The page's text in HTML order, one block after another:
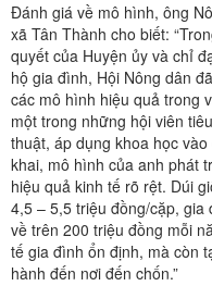
Đánh giá về mô hình, ông
xã Tân Thành cho biết:
quyết của Huyện ủy và chỉ
hộ gia đình, Hội Nông dân
các mô hình hiệu quả trong
một trong những hội viên
thuật, áp dụng khoa học
khai, mô hình của anh phát
hiệu quả kinh tế rõ rệt. Dúi
4,5 – 5,5 triệu đồng/cặp,
về trên 200 triệu đồng mỗi
tế gia đình ổn định, mà còn
hành đến nơi đến chốn.”